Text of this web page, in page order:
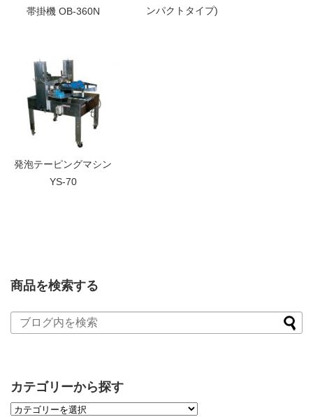
帯掛機 OB-360N
ンパクトタイプ)
発泡テーピングマシン
YS-70
商品を検索する
カテゴリーから探す